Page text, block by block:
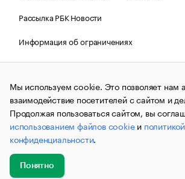
Рассылка РБК Новости
Информация об ограничениях
Правовая информация
О соблюдении
© АО «РОСБИЗНЕСКОНСАЛТИНГ»,
и материалы информационного агентства
(зарегистрировано Федеральной службой
связи, информационных технологий и
коммуникаций (Роскомнадзор) 09.12.2015 за
№ФС77-63848) сопровождаются пометкой
публикации могут содержать информацию,
не предназначенную для пользователей
до 18 лет.
Мы используем cookie. Это позволяет нам
взаимодействие посетителей с сайтом и
Продолжая пользоваться сайтом, вы
использованием файлов cookieи политикой
конфиденциальности.
Понятно